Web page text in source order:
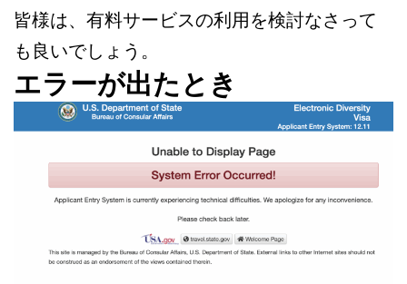
皆様は、有料サービスの利用を検討なさって
も良いでしょう。
エラーが出たとき